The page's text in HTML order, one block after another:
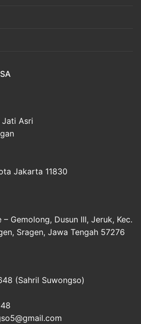
Jati Asri
Jakarta 11830
Gemolong, Dusun III, Jeruk, Kec.
Sragen, Jawa Tengah 57276
(Sahril Suwongso)